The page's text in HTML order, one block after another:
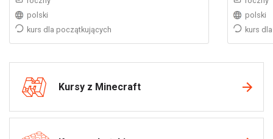
polski
kurs dla początkujących
polski
kurs
Kursy z Minecraft